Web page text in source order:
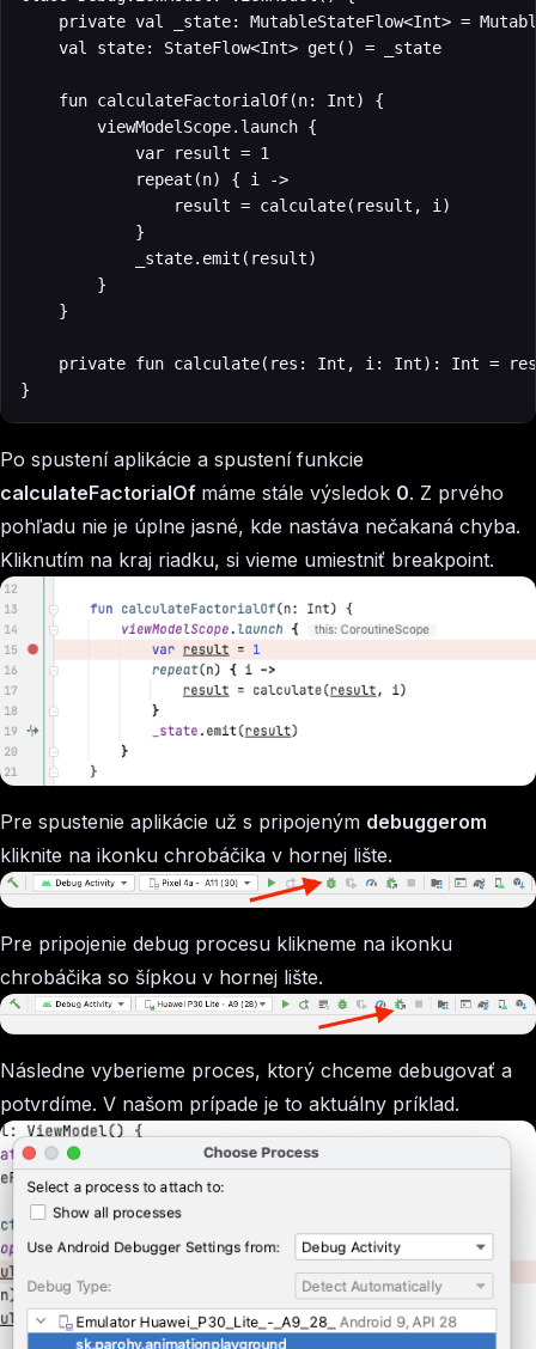
private val _state: MutableStateFlow<Int> =
    val state: StateFlow<Int> get() = _state
    fun calculateFactorialOf(n: Int) {
        viewModelScope.launch {
            var result = 1
            repeat(n) { i ->
                result = calculate(result, i)
            }
            _state.emit(result)
        }
    }
private fun calculate(res: Int, i: Int): Int =
}
Po spustení aplikácie a spustení funkcie
calculateFactorialOf máme stále výsledok 0. Z prvého
pohľadu nie je úplne jasné, kde nastáva nečakaná chyba.
Kliknutím na kraj riadku, si vieme umiestniť breakpoint.
Pre spustenie aplikácie už s pripojeným debuggerom
kliknite na ikonku chrobáčika v hornej lište.
Pre pripojenie debug procesu klikneme na ikonku
chrobáčika so šípkou v hornej lište.
Následne vyberieme proces, ktorý chceme debugovať a
potvrdíme. V našom prípade je to aktuálny príklad.